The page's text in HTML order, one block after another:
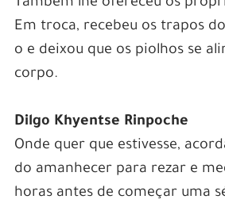
Também lhe ofereceu os
Em troca, recebeu os trapos
o e deixou que os piolhos se
corpo.
Dilgo Khyentse Rinpoche
Onde quer que estivesse,
do amanhecer para rezar e
horas antes de começar uma